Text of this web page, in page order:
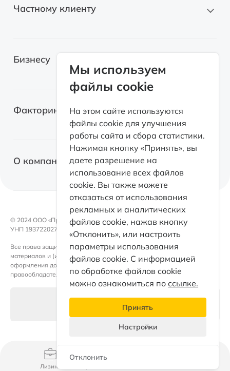
Лизинг
Частному клиенту
Автомобили с пробегом
Электромобили
Лизинг для самозанятых
Возвратный лизинг
Бизнесу
Легковые автомобили
Грузовые автомобили
Оборудование
Коммерческая недвижимость
Электромобили
Возвратный лизинг
Факторинг
Факторинг с правом регресса
Факторинг без права регресса
Факторинг для поставщиков
Документы
Раскрытие информации
Кейсы факторинга
О компании
Контакты
Партнеры
ПроЛизинг. Блог
Принципы ESG
Раскрытие информации
Документы
© 2024 OOO «ПроЛизинг».
УНП 193722027
Все права защищены. Любое использование либо копирование
материалов и (или) подборки материалов сайта, элементов дизайна и
оформления допускается лишь с письменного разрешения
правообладателя и только со ссылкой на источник.
Настройки файлов cookie
Мы используем
файлы cookie
На этом сайте используются
файлы cookie для улучшения
работы сайта и сбора статистики.
Нажимая кнопку «Принять», вы
даете разрешение на
использование всех файлов
cookie. Вы также можете
отказаться от использования
рекламных и аналитических
файлов cookie, нажав кнопку
«Отклонить», или настроить
параметры использования
файлов cookie. С информацией
по обработке файлов cookie
можно ознакомиться поссылке.
Принять
Настройки
Отклонить